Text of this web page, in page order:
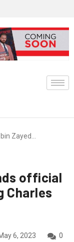
Zayed…
official
Charles
6, 2023 0